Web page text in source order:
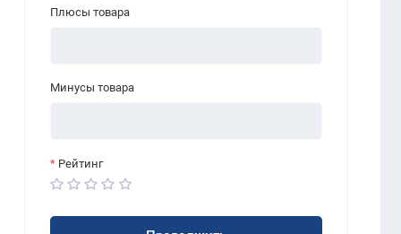
Плюсы товара
Минусы товара
Рейтинг